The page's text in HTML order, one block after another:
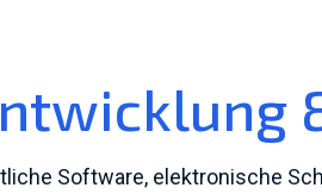
Software, elektronische